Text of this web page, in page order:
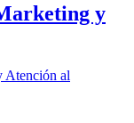
y
Atención al